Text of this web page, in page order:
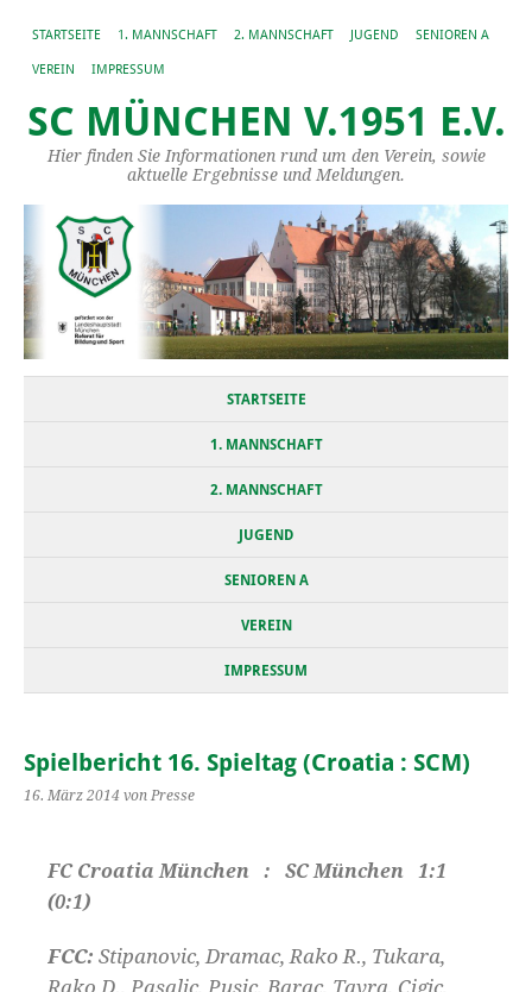
STARTSEITE 1. MANNSCHAFT 2. MANNSCHAFT JUGEND SENIOREN A
VEREIN IMPRESSUM
SC MÜNCHEN V.1951 E.V.
Hier finden Sie Informationen rund um den Verein, sowie
aktuelle Ergebnisse und Meldungen.
STARTSEITE
1. MANNSCHAFT
2. MANNSCHAFT
JUGEND
SENIOREN A
VEREIN
IMPRESSUM
Spielbericht 16. Spieltag (Croatia : SCM)
16. März 2014 von Presse
FC Croatia München : SC München 1:1
(0:1)
FCC: Stipanovic, Dramac, Rako R., Tukara,
Rako D., Pasalic, Pusic, Barac, Tavra, Cigic,